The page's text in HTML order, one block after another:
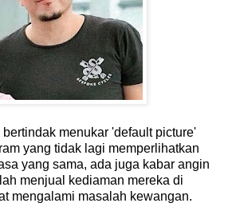
menukar 'default picture'
yang tidak lagi memperlihatkan
yang sama, ada juga kabar angin
menjual kediaman mereka di
mengalami masalah kewangan.